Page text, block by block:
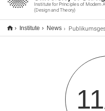
Institute for Principles of Modern
(Design and Theory)
Institute News Publikumsgespräch: Aufarbeitung